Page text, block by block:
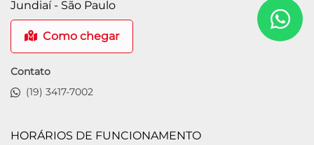
Geral
Sábado, das 9h às 13h.